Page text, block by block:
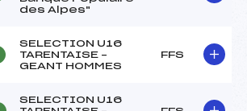
des Alpes"
SELECTION U16
TARENTAISE –
GEANT HOMMES
FFS
SELECTION U16